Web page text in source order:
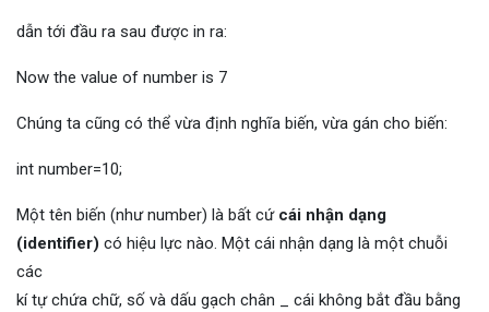
dẫn tới đầu ra sau được in ra:
Now the value of number is 7
Chúng ta cũng có thể vừa định nghĩa biến, vừa gán cho biến:
int number=10;
Một tên biến (như number) là bất cứ cái nhận dạng
(identifier) có hiệu lực nào. Một cái nhận dạng là một chuỗi
các
kí tự chứa chữ, số và dấu gạch chân _ cái không bắt đầu bằng